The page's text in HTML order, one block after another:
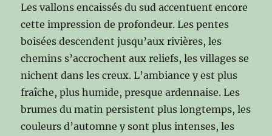
Les vallons encaissés du sud accentuent encore
cette impression de profondeur. Les pentes
boisées descendent jusqu’aux rivières, les
chemins s’accrochent aux reliefs, les villages se
nichent dans les creux. L’ambiance y est plus
fraîche, plus humide, presque ardennaise. Les
brumes du matin persistent plus longtemps, les
couleurs d’automne y sont plus intenses, les